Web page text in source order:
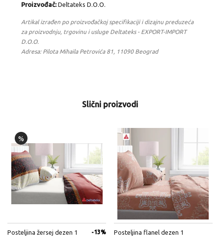
Proizvođač:Deltateks D.O.O.
Artikal izrađen po proizvođačkoj specifikaciji i dizajnu preduzeća
za proizvodnju, trgovinu i usluge Deltateks - EXPORT-IMPORT
D.O.O.
Adresa: Pilota Mihaila Petrovića 81, 11090 Beograd
Slični proizvodi
Posteljina žersej dezen 1 -13%
%
Posteljina flanel dezen 1